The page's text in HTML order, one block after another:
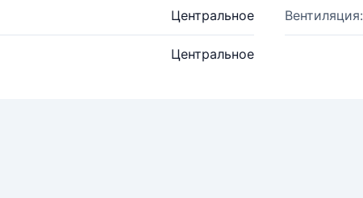
Центральное Вентиляция:
Центральное